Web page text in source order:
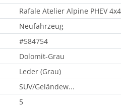
Rafale Atelier Alpine PHEV
Neufahrzeug
#584754
Dolomit-Grau
Leder (Grau)
SUV/Geländew...
5